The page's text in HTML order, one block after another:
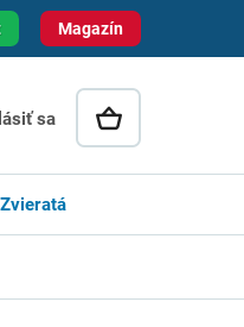
Magazín
sa
Zvieratá